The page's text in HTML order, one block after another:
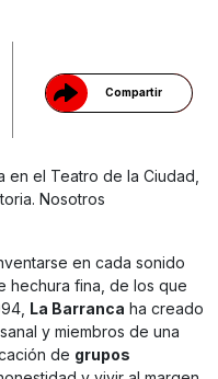
Compartir
en el Teatro de la Ciudad,
Nosotros
en cada sonido
hechura fina, de los que
La Barranca ha creado
y miembros de una
de grupos